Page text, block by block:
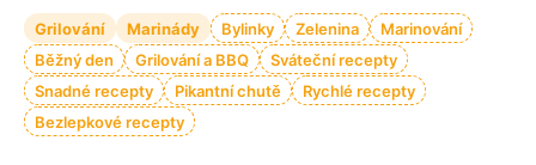
Grilování Marinády Bylinky Zelenina
Marinování
Běžný den
Grilování a BBQ
Sváteční recepty
Snadné recepty
Pikantní chutě
Rychlé recepty
Bezlepkové recepty